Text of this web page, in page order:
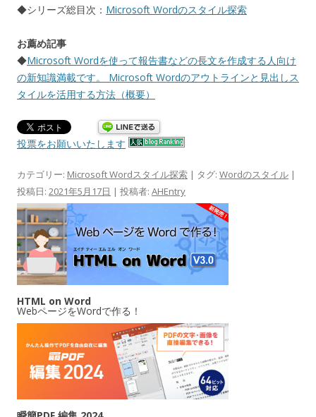
◆シリーズ総目次： Microsoft Wordのスタイル探索
お薦め記事
◆Microsoft Wordを使って報告書などの長文を作成する人向け
の新知識満載です。 Microsoft Wordのアウトラインと見出しス
タイルを活用する方法（概要）
投票をお願いいたします
カテゴリー: Microsoft Wordスタイル探索 | タグ: Wordのスタイル |
投稿日: 2021年5月17日 | 投稿者: AHEntry
HTML on Word
WebページをWordで作る！